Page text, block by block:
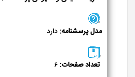
مدل پرسشنامه: دارد
تعداد صفحات: